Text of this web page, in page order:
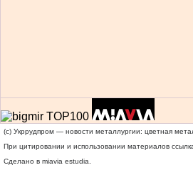
(c) Укррудпром — новости металлургии: цветная
При цитировании и использовании материалов
Сделано в miavia estudia.